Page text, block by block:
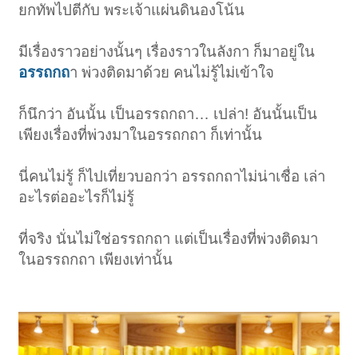
ยกทัพไปตีกับ พระเจ้าแผ่นดินองโน้น
มีเรื่องราวอย่างนั้นๆ เรื่องราวในลังกา ก็มาอยู่ใน
อรรถกถา พ่วงติดมาด้วย คนไม่รู้ไม่เข้าใจ
ก็นึกว่า อันนั้น เป็นอรรถกถา… เปล่า! อันนั้นเป็น
เพียงเรื่องที่พ่วงมาในอรรถกถา ก็เท่านั้น
นี่คนไม่รู้ ก็ไปเที่ยวบอกว่า อรรถกถาไม่น่าเชื่อ เล่า
อะไรต่ออะไรก็ไม่รู้
ที่จริง นั่นไม่ใช่อรรถกถา แต่เป็นเรื่องที่พ่วงติดมา
ในอรรถกถา เพียงเท่านั้น